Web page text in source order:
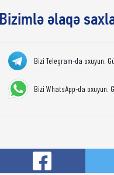
Bizimlə əlaqə
Bizi Telegram-da oxuyun.
Bizi WhatsApp-da oxuyun.